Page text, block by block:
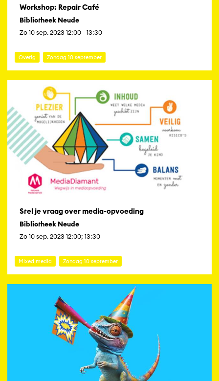
Workshop: Repair Café
Bibliotheek Neude
Zo 10 sep. 2023 12:00 - 13:30
Overig Zondag 10 september
Stel je vraag over media-opvoeding
Bibliotheek Neude
Zo 10 sep. 2023 12:00; 13:30
Mixed media Zondag 10 september